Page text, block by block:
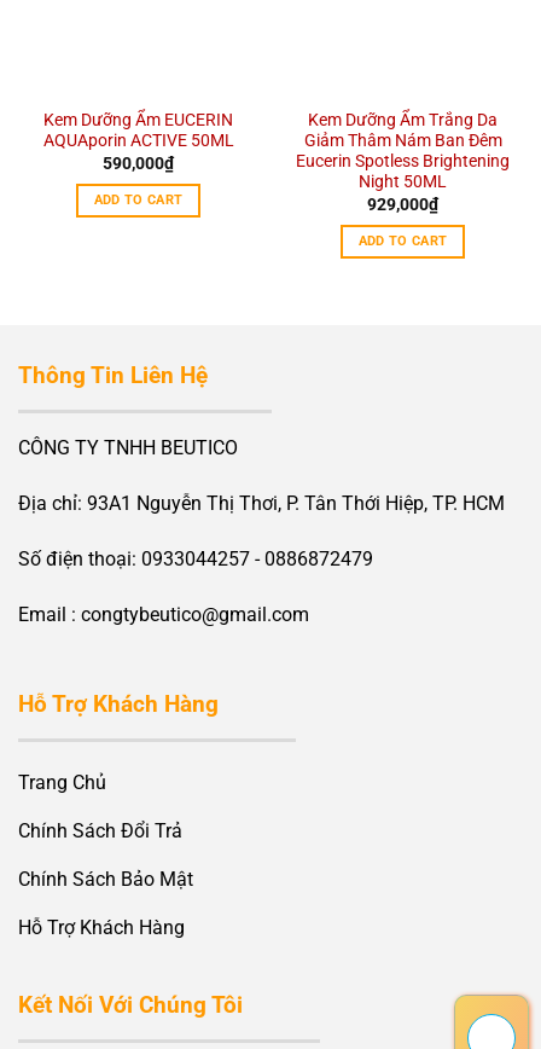
Kem Dưỡng Ẩm EUCERIN
AQUAporin ACTIVE 50ML
590,000₫
ADD TO CART
Kem Dưỡng Ẩm Trắng Da
Giảm Thâm Nám Ban Đêm
Eucerin Spotless Brightening
Night 50ML
929,000₫
ADD TO CART
Thông Tin Liên Hệ
CÔNG TY TNHH BEUTICO
Địa chỉ: 93A1 Nguyễn Thị Thơi, P. Tân Thới Hiệp, TP. HCM
Số điện thoại: 0933044257 - 0886872479
Email : congtybeutico@gmail.com
Hỗ Trợ Khách Hàng
Trang Chủ
Chính Sách Đổi Trả
Chính Sách Bảo Mật
Hỗ Trợ Khách Hàng
Kết Nối Với Chúng Tôi